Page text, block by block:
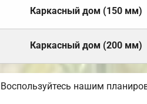
Каркасный дом (150 мм)
Каркасный дом (200 мм)
Воспользуйтесь нашим